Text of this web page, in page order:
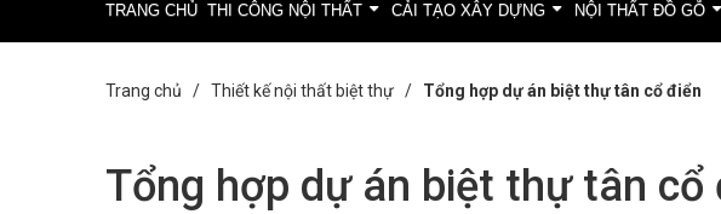
TRANG CHỦ THI CÔNG NỘI THẤT CẢI TẠO XÂY DỰNG NỘI THẤT ĐỒ GỖ
Trang chủ / Thiết kế nội thất biệt thự / Tổng hợp dự án biệt thự tân cổ điển
Tổng hợp dự án biệt thự tân cổ